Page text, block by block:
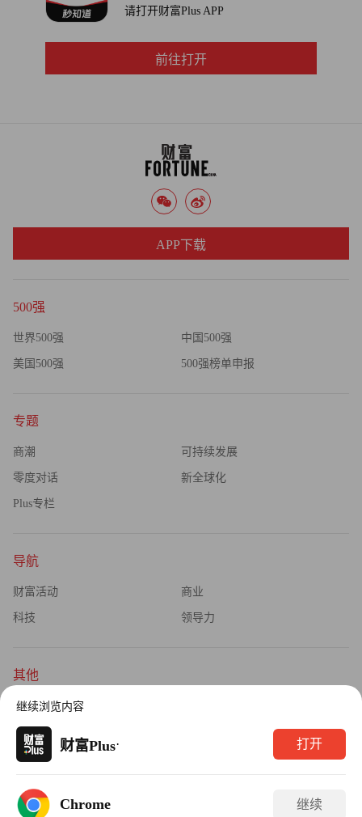
请打开财富Plus APP
前往打开
500强
世界500强 中国500强
美国500强 500强榜单申报
专题
商潮 可持续发展
零度对话 新全球化
Plus专栏
导航
财富活动 商业
科技 领导力
其他
杂志订阅
隐私政策
APP下载
Copyright © 2026财富媒体知识产权有限公司
版权所有，未经书面许可，任何机构不得转载
继续浏览内容
财富Plus· 打开
Chrome 继续